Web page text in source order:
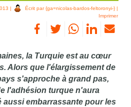
| Écrit par {ga=nicolas-bardos-feltoronyi-} |
Imprimer
la Turquie est au cœur
Alors que l'élargissement de
s'approche à grand pas,
l'adhésion turque n'aura
aussi embarrassante pour les